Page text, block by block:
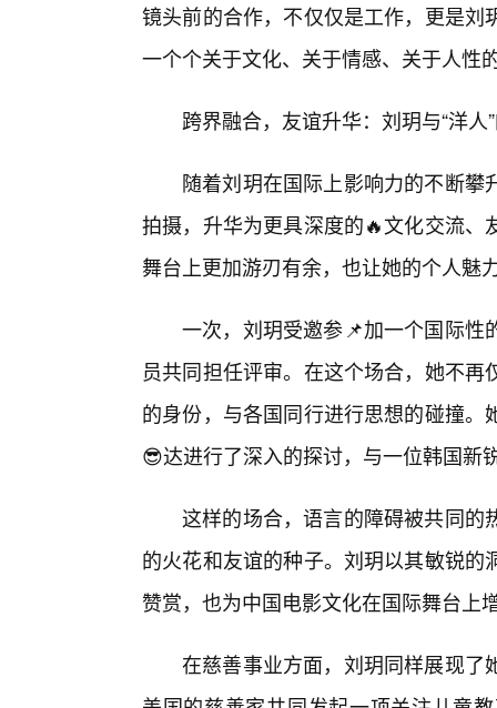
镜头前的合作，不仅仅是工作，更是
一个个关于文化、关于情感、关于人性
跨界融合，友谊升华：刘玥与“洋人
随着刘玥在国际上影响力的不断
拍摄，升华为更具深度的🔥文化交流
舞台上更加游刃有余，也让她的个人魅
一次，刘玥受邀参📌加一个国际性
员共同担任评审。在这个场合，她不
的身份，与各国同行进行思想的碰撞
😎达进行了深入的探讨，与一位韩国新
这样的场合，语言的障碍被共同的
的火花和友谊的种子。刘玥以其敏锐
赞赏，也为中国电影文化在国际舞台上
在慈善事业方面，刘玥同样展现了